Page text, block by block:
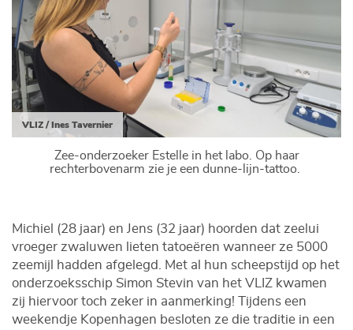
VLIZ / Ines Tavernier
Zee-onderzoeker Estelle in het labo. Op haar
rechterbovenarm zie je een dunne-lijn-tattoo.
Michiel (28 jaar) en Jens (32 jaar) hoorden dat zeelui
vroeger zwaluwen lieten tatoeëren wanneer ze 5000
zeemijl hadden afgelegd. Met al hun scheepstijd op het
onderzoeksschip Simon Stevin van het VLIZ kwamen
zij hiervoor toch zeker in aanmerking! Tijdens een
weekendje Kopenhagen besloten ze die traditie in een